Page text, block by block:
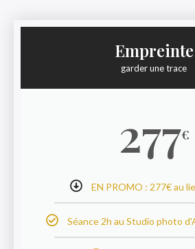
Empreinte
garder une trace
277€
EN PROMO : 277€ au
Séance 2h au Studio photo